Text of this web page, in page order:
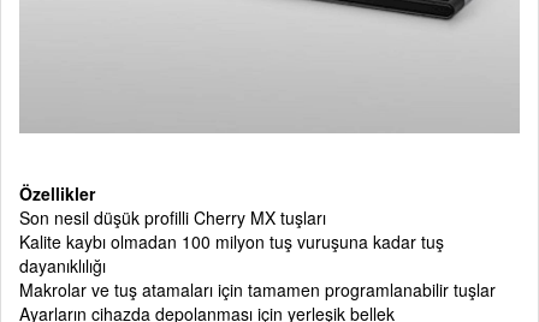
Özellikler
Son nesil düşük profilli Cherry MX tuşları
Kalite kaybı olmadan 100 milyon tuş vuruşuna kadar tuş
dayanıklılığı
Makrolar ve tuş atamaları için tamamen programlanabilir tuşlar
Ayarların cihazda depolanması için yerleşik bellek